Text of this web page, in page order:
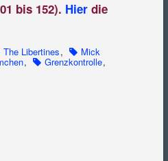
bis 152). Hier die
The Libertines, Mick
, Grenzkontrolle,